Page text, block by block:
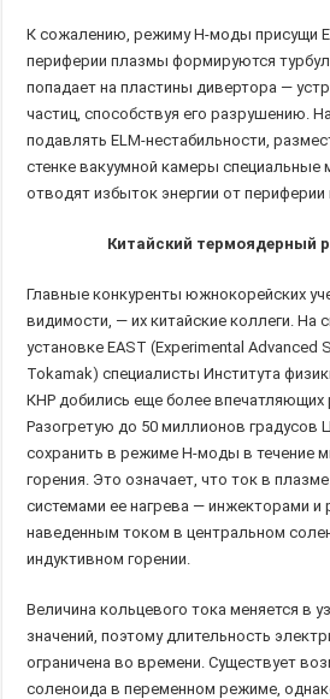
К сожалению, режиму H-моды присущи
периферии плазмы формируются
попадает на пластины дивертора —
частиц, способствуя его разрушению.
подавлять ELM-нестабильности,
стенке вакуумной камеры специальные
отводят избыток энергии от
Китайский термоядерный
Главные конкуренты южнокорейских
видимости, — их китайские коллеги. На
установке EAST (Experimental Advanced
Tokamak) специалисты Института
КНР добились еще более впечатляющих
Разогретую до 50 миллионов градусов
сохранить в режиме H-моды в течение
горения. Это означает, что ток в
системами ее нагрева — инжекторами и
наведенным током в центральном
индуктивном горении.
Величина кольцевого тока меняется в
значений, поэтому длительность
ограничена во времени. Существует
соленоида в переменном режиме,